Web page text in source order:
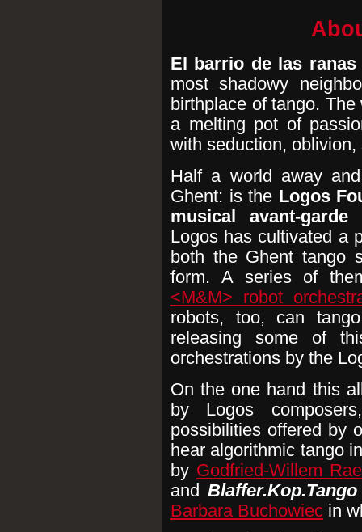
El barrio de las ranas
most shadowy
birthplace of tango.
a melting pot of
with seduction,
Half a world away
Ghent: is the Logos
musical avant-
Logos has cultivated a
both the Ghent tango
form. A series of
<M&M> robot
robots, too, can
releasing some of
orchestrations by the
On the one hand this
by Logos
possibilities offered by
hear algorithmic tango
by Godfried-Willem
andBlaffer.Kop.Tango
Barbara Buchowiec in